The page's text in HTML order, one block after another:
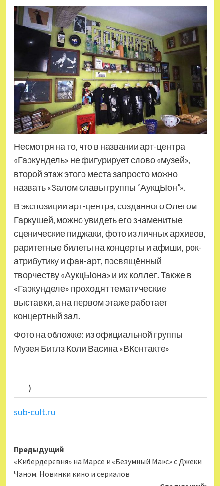
Несмотря на то, что в названии арт-центра
«Гаркундель» не фигурирует слово «музей»,
второй этаж этого места запросто можно
назвать «Залом славы группы “АукцЫон”».
В экспозиции арт-центра, созданного Олегом
Гаркушей, можно увидеть его знаменитые
сценические пиджаки, фото из личных архивов,
раритетные билеты на концерты и афиши, рок-
атрибутику и фан-арт, посвящённый
творчеству «АукцЫона» и их коллег. Также в
«Гаркунделе» проходят тематические
выставки, а на первом этаже работает
концертный зал.
Фото на обложке: из официальной группы
Музея Битлз Коли Васина «ВКонтакте»
)
sub-cult.ru
Навигация
записи
Предыдущий
«Кибердеревня» на Марсе и «Безумный Макс» с Джеки
Чаном. Новинки кино и сериалов